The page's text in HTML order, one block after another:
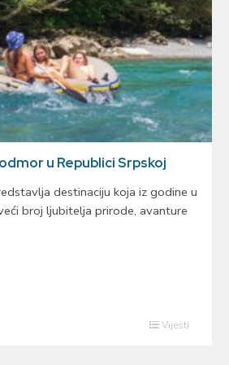
u Republici Srpskoj
destinaciju koja iz godine u
broj ljubitelja prirode, avanture
Vijesti